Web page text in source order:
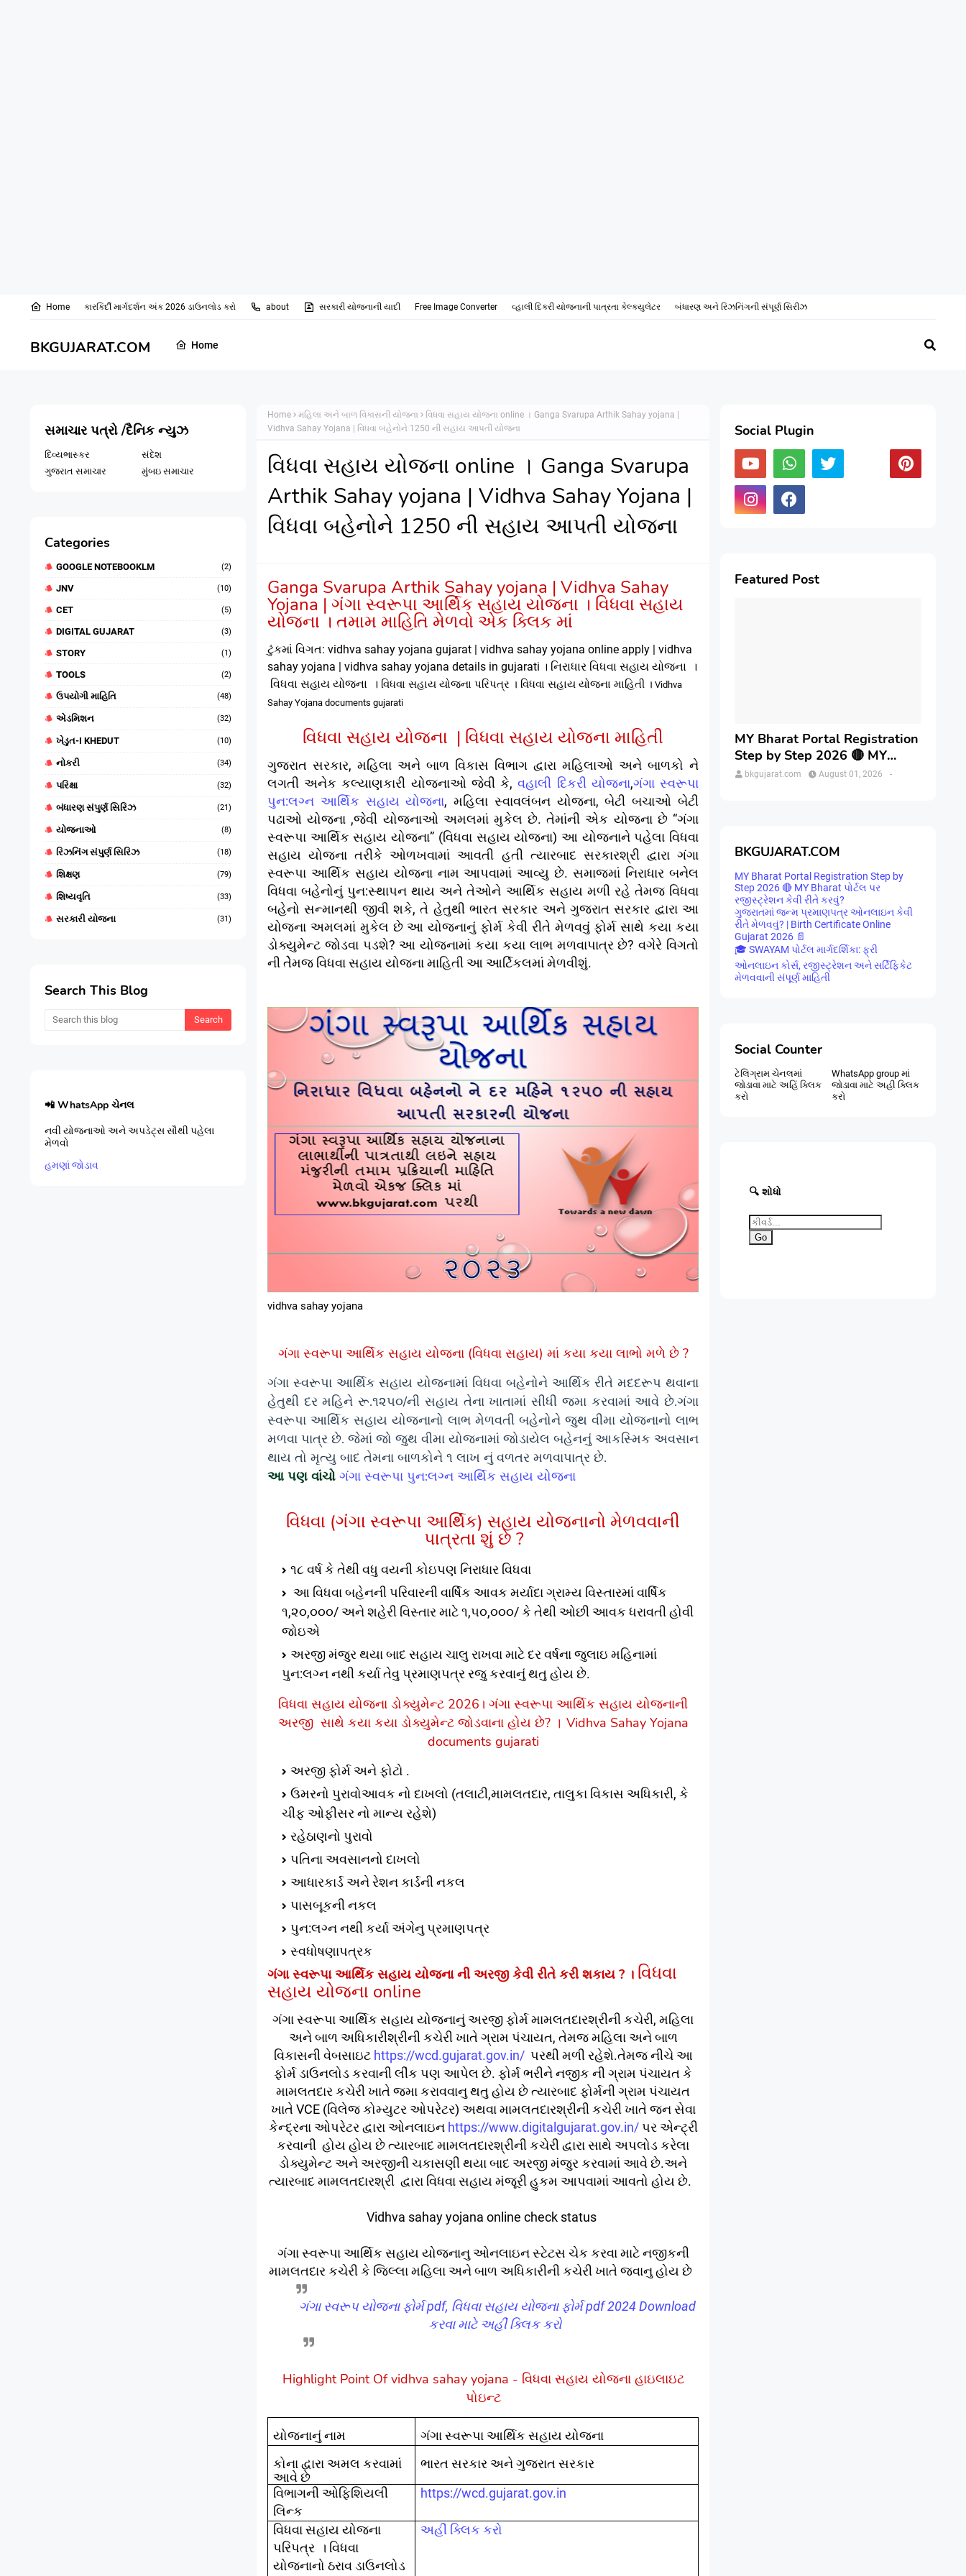
Home કારકિર્દી માર્ગદર્શન અંક 2026 ડાઉનલોડ કરો about સરકારી યોજનાની યાદી Free Image Converter વ્હાલી દિકરી યોજનાની પાત્રતા કેલ્ક્યુલેટર બંધારણ અને રિઝનિંગની સંપૂર્ણ સિરીઝ
BKGUJARAT.COM Home
સમાચાર પત્રો /દૈનિક ન્યુઝ
દિવ્યભાસ્કર
સંદેશ
ગુજરાત સમાચાર
મુંબઇ સમાચાર
Categories
GOOGLE NOTEBOOKLM (2)
JNV (10)
CET (5)
DIGITAL GUJARAT (3)
STORY (1)
TOOLS (2)
ઉપયોગી માહિતિ (48)
એડમિશન (32)
ખેડુત-I KHEDUT (10)
નોકરી (34)
પરિક્ષા (32)
બંધારણ સંપુર્ણ સિરિઝ (21)
યોજનાઓ (8)
રિઝનિંગ સંપુર્ણ સિરિઝ (18)
શિક્ષણ (79)
શિષ્યવૃતિ (33)
સરકારી યોજના (31)
Search This Blog
📲 WhatsApp ચેનલ
નવી યોજનાઓ અને અપડેટ્સ સૌથી પહેલા
મેળવો
હમણાં જોડાવ
Home મહિલા અને બાળ વિકાસની યોજના
વિધવા સહાય યોજના online । Ganga Svarupa Arthik Sahay yojana |
Vidhva Sahay Yojana | વિધવા બહેનોને 1250 ની સહાય આપતી યોજના
વિધવા સહાય યોજના online । Ganga Svarupa
Arthik Sahay yojana | Vidhva Sahay Yojana |
વિધવા બહેનોને 1250 ની સહાય આપતી યોજના
Ganga Svarupa Arthik Sahay yojana | Vidhva Sahay
Yojana | ગંગા સ્વરૂપા આર્થિક સહાય યોજના । વિધવા સહાય
યોજના । તમામ માહિતિ મેળવો એક ક્લિક માં
ટુંકમાં વિગત: vidhva sahay yojana gujarat | vidhva sahay yojana online apply | vidhva
sahay yojana | vidhva sahay yojana details in gujarati । નિરાધાર વિધવા સહાય યોજના ।
વિધવા સહાય યોજના । વિધવા સહાય યોજના પરિપત્ર । વિધવા સહાય યોજના માહિતી । Vidhva
Sahay Yojana documents gujarati
વિધવા સહાય યોજના | વિધવા સહાય યોજના માહિતી
ગુજરાત સરકાર, મહિલા અને બાળ વિકાસ વિભાગ દ્વારા મહિલાઓ અને બાળકો ને
લગતી અનેક કલ્યાણકારી યોજનાઓ જેવી કે,વહાલી દિકરી યોજના,ગંગા સ્વરૂપા
પુન:લગ્ન આર્થિક સહાય યોજના, મહિલા સ્વાવલંબન યોજના, બેટી બચાઓ બેટી
પઢાઓ યોજના ,જેવી યોજનાઓ અમલમાં મુકેલ છે. તેમાંની એક યોજના છે “ગંગા
સ્વરૂપા આર્થિક સહાય યોજના” (વિધવા સહાય યોજના) આ યોજનાને પહેલા વિધવા
સહાય યોજના તરીકે ઓળખવામાં આવતી હતી ત્યારબાદ સરકારશ્રી દ્વારા ગંગા
સ્વરૂપા આર્થિક સહાય યોજના નામ આપવામાં આવ્યુ છે. સમાજમાં નિરાધાર બનેલ
વિધવા બહેનોનું પુન:સ્થાપન થાય અને તેઓને આર્થિક સહાય મળી રહે તેમજ વિધવા
બહેનો સન્માનથી જીવી શકે, તે હેતુથી ભારત સરકાર અને ગુજરાત સરકાર દ્વારા આ
યોજના અમલમાં મુકેલ છે આ યોજનાનું ફોર્મ કેવી રીતે મેળવવું ફોર્મ સાથે કયા કયા
ડોક્યુમેન્ટ જોડવા પડશે? આ યોજનામાં કયા કયા લાભ મળવાપાત્ર છે? વગેરે વિગતો
ની તેેેમજ વિધવા સહાય યોજના માહિતી આ આર્ટિકલમાં મેળવીશું.
vidhva sahay yojana
ગંગા સ્વરૂપા આર્થિક સહાય યોજના (વિધવા સહાય) માં કયા કયા લાભો મળે છે ?
ગંગા સ્વરૂપા આર્થિક સહાય યોજનામાં વિધવા બહેનોને આર્થિક રીતે મદદરૂપ થવાના
હેતુથી દર મહિને રૂ.૧૨૫૦/ની સહાય તેના ખાતામાં સીધી જમા કરવામાં આવે છે.ગંગા
સ્વરૂપા આર્થિક સહાય યોજનાનો લાભ મેળવતી બહેનોને જુથ વીમા યોજનાનો લાભ
મળવા પાત્ર છે. જેમાં જો જુથ વીમા યોજનામાં જોડાયેલ બહેનનું આકસ્મિક અવસાન
થાય તો મૃત્યુ બાદ તેમના બાળકોને ૧ લાખ નું વળતર મળવાપાત્ર છે.
આ પણ વાંચો ગંગા સ્વરૂપા પુન:લગ્ન આર્થિક સહાય યોજના
વિધવા (ગંગા સ્વરૂપા આર્થિક) સહાય યોજનાનો મેળવવાની
પાત્રતા શું છે ?
૧૮ વર્ષ કે તેથી વધુ વયની કોઇપણ નિરાધાર વિધવા
આ વિધવા બહેનની પરિવારની વાર્ષિક આવક મર્યાદા ગ્રામ્ય વિસ્તારમાં વાર્ષિક
૧,૨૦,૦૦૦/ અને શહેરી વિસ્તાર માટે ૧,૫૦,૦૦૦/ કે તેથી ઓછી આવક ધરાવતી હોવી
જોઇએ
અરજી મંજુર થયા બાદ સહાય ચાલુ રાખવા માટે દર વર્ષના જુલાઇ મહિનામાં
પુન:લગ્ન નથી કર્યા તેવુ પ્રમાણપત્ર રજુ કરવાનું થતુ હોય છે.
વિધવા સહાય યોજના ડોક્યુમેન્ટ 2026। ગંગા સ્વરૂપા આર્થિક સહાય યોજનાની
અરજી સાથે કયા કયા ડોક્યુમેન્ટ જોડવાના હોય છે? । Vidhva Sahay Yojana
documents gujarati
અરજી ફોર્મ અને ફોટો .
ઉમરનો પુરાવોઆવક નો દાખલો (તલાટી,મામલતદાર, તાલુકા વિકાસ અધિકારી, કે
ચીફ ઓફીસર નો માન્ય રહેશે)
રહેઠાણનો પુરાવો
પતિના અવસાનનો દાખલો
આધારકાર્ડ અને રેશન કાર્ડની નકલ
પાસબૂકની નકલ
પુન:લગ્ન નથી કર્યા અંગેનુ પ્રમાણપત્ર
સ્વધોષણાપત્રક
ગંગા સ્વરૂપા આર્થિક સહાય યોજના ની અરજી કેવી રીતે કરી શકાય ? । વિધવા
સહાય યોજના online
ગંગા સ્વરૂપા આર્થિક સહાય યોજનાનું અરજી ફોર્મ મામલતદારશ્રીની કચેરી, મહિલા
અને બાળ અધિકારીશ્રીની કચેરી ખાતે ગ્રામ પંચાયત, તેમજ મહિલા અને બાળ
વિકાસની વેબસાઇટhttps://wcd.gujarat.gov.in/પરથી મળી રહેશે.તેમજ નીચે આ
ફોર્મ ડાઉનલોડ કરવાની લીંક પણ આપેલ છે. ફોર્મ ભરીને નજીક ની ગ્રામ પંચાયત કે
મામલતદાર કચેરી ખાતે જમા કરાવવાનુ થતુ હોય છે ત્યારબાદ ફોર્મની ગ્રામ પંચાયત
ખાતે VCE (વિલેજ કોમ્યુટર ઓપરેટર) અથવા મામલતદારશ્રીની કચેરી ખાતે જન સેવા
કેન્દ્રના ઓપરેટર દ્વારા ઓનલાઇન https://www.digitalgujarat.gov.in/પર એન્ટ્રી
કરવાની હોય હોય છે ત્યારબાદ મામલતદારશ્રીની કચેરી દ્વારા સાથે અપલોડ કરેલા
ડોક્યુમેન્ટ અને અરજીની ચકાસણી થયા બાદ અરજી મંજુર કરવામાં આવે છે.અને
ત્યારબાદ મામલતદારશ્રી દ્વારા વિધવા સહાય મંજૂરી હુકમ આપવામાં આવતો હોય છે.
Vidhva sahay yojana online check status
ગંગા સ્વરૂપા આર્થિક સહાય યોજનાનુ ઓનલાઇન સ્ટેટસ ચેક કરવા માટે નજીકની
મામલતદાર કચેરી કે જિલ્લા મહિલા અને બાળ અધિકારીની કચેરી ખાતે જવાનુ હોય છે
ગંગા સ્વરૂપ યોજના ફોર્મ pdf, વિધવા સહાય યોજના ફોર્મ pdf 2024Download
કરવા માટે અહીંં ક્લિક કરો
Highlight Point Of vidhva sahay yojana - વિધવા સહાય યોજના હાઇલાઇટ
પોઇન્ટ
યોજનાનુંનામ
ગંગા સ્વરૂપા આર્થિક સહાય યોજના
કોના દ્વારા અમલ કરવામાં
આવેછે
ભારત સરકાર અને ગુજરાત સરકાર
વિભાગની ઓફિશિયલી
લિન્ક
https://wcd.gujarat.gov.in
વિધવા સહાય યોજના
પરિપત્ર । વિધવા
યોજનાનો ઠરાવ ડાઉનલોડ
અહીં ક્લિક કરો
Social Plugin
Featured Post
MY Bharat Portal Registration
Step by Step 2026 🔴 MY
Bharat પોર્ટલ પર રજીસ્ટ્રેશન કેવી
bkgujarat.com -
August 01, 2026
BKGUJARAT.COM
MY Bharat Portal Registration Step by
Step 2026 🔴 MY Bharat પોર્ટલ પર
રજીસ્ટ્રેશન કેવી રીતે કરવું?
ગુજરાતમાં જન્મ પ્રમાણપત્ર ઓનલાઇન કેવી
રીતે મેળવવું? | Birth Certificate Online
Gujarat 2026 📄
🎓 SWAYAM પોર્ટલ માર્ગદર્શિકા: ફ્રી
ઓનલાઇન કોર્સ, રજીસ્ટ્રેશન અને સર્ટિફિકેટ
મેળવવાની સંપૂર્ણ માહિતી
Social Counter
ટેલિગ્રામ ચેનલમાં
જોડાવા માટે અહિં ક્લિક
કરો
WhatsApp group માં
જોડાવા માટે અહી ક્લિક
કરો
🔍 શોધો
Go